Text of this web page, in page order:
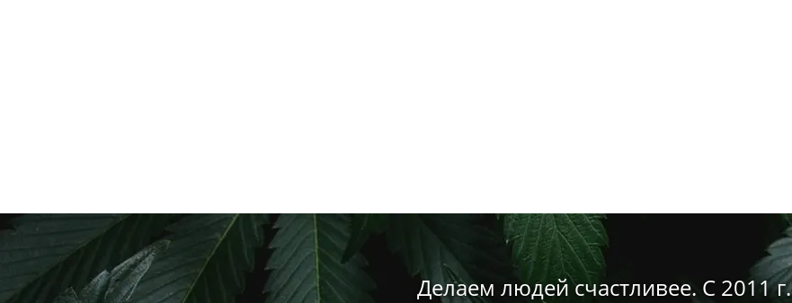
Делаем людей счастливее. С 2011 г.